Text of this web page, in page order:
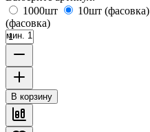
1000шт
10шт (фасовка)
(фасовка)
мин. 1
В корзину